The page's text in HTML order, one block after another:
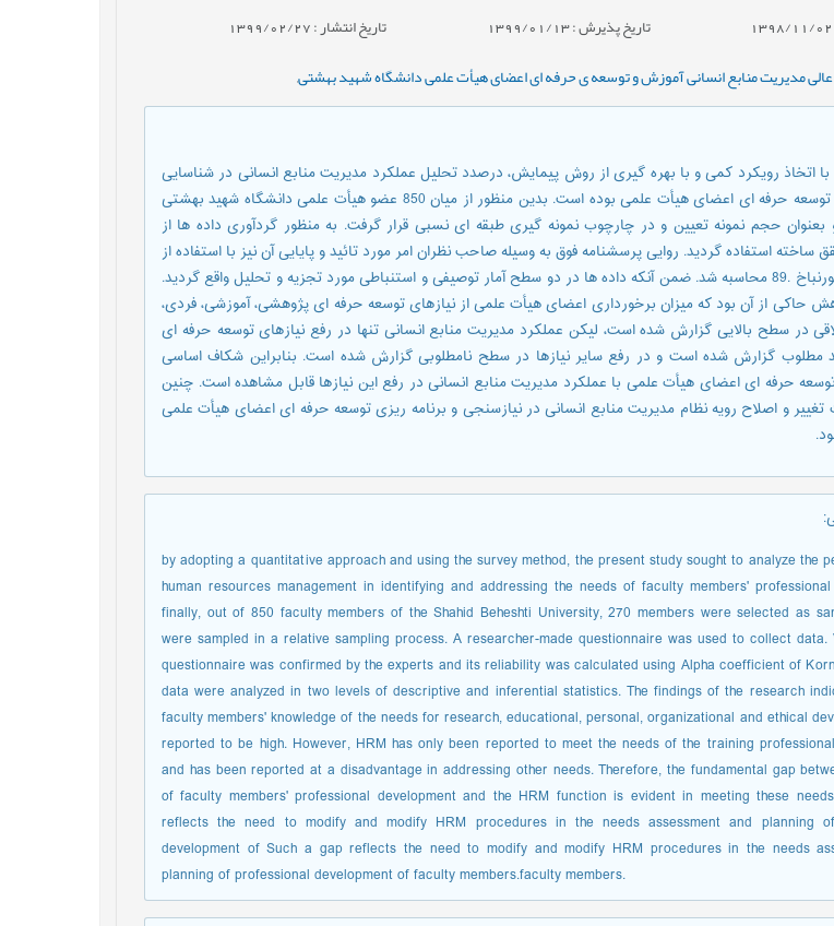
تاریخ پذیرش : 1399/01/13 تاریخ انتشار : 1399/02/27
مدیریت منابع انسانی آموزش و توسعه ی حرفه ای اعضای هیأت علمی دانشگاه شهید بهشتی,
اتخاذ رویکرد کمی و با بهره گیری از روش پیمایش، درصدد تحلیل عملکرد مدیریت منابع انسانی در شناسایی
و رفع نیازهای توسعه حرفه ای اعضای هیأت علمی بوده است. بدین منظور از میان 850 عضو هیأت علمی دانشگاه شهید بهشتی
عضو بعنوان حجم نمونه تعیین و در چارچوب نمونه گیری طبقه ای نسبی قرار گرفت. به منظور گردآوری داده ها از
ساخته استفاده گردید. روایی پرسشنامه فوق به وسیله صاحب نظران امر مورد تائید و پایایی آن نیز با استفاده از
ضریب آلفای کورنباخ .89 محاسبه شد. ضمن آنکه داده ها در دو سطح آمار توصیفی و استنباطی مورد تجزیه و تحلیل واقع گردید.
حاکی از آن بود که میزان برخورداری اعضای هیأت علمی از نیازهای توسعه حرفه ای پژوهشی، آموزشی، فردی،
در سطح بالایی گزارش شده است، لیکن عملکرد مدیریت منابع انسانی تنها در رفع نیازهای توسعه حرفه ای
مطلوب گزارش شده است و در رفع سایر نیازها در سطح نامطلوبی گزارش شده است. بنابراین شکاف اساسی
حرفه ای اعضای هیأت علمی با عملکرد مدیریت منابع انسانی در رفع این نیازها قابل مشاهده است. چنین
و اصلاح رویه نظام مدیریت منابع انسانی در نیازسنجی و برنامه ریزی توسعه حرفه ای اعضای هیأت علمی
:
by adopting a quantitative approach and using the survey method, the present study sought to analyze the
human resources management in identifying and addressing the needs of faculty members'
finally, out of 850 faculty members of the Shahid Beheshti University, 270 members were selected as
were sampled in a relative sampling process. A researcher-made questionnaire was used to collect
questionnaire was confirmed by the experts and its reliability was calculated using Alpha coefficient of
data were analyzed in two levels of descriptive and inferential statistics. The findings of the research
faculty members' knowledge of the needs for research, educational, personal, organizational and ethical
reported to be high. However, HRM has only been reported to meet the needs of the training
and has been reported at a disadvantage in addressing other needs. Therefore, the fundamental gap
of faculty members' professional development and the HRM function is evident in meeting these
reflects the need to modify and modify HRM procedures in the needs assessment and planning
development of Such a gap reflects the need to modify and modify HRM procedures in the needs
planning of professional development of faculty members.faculty members.